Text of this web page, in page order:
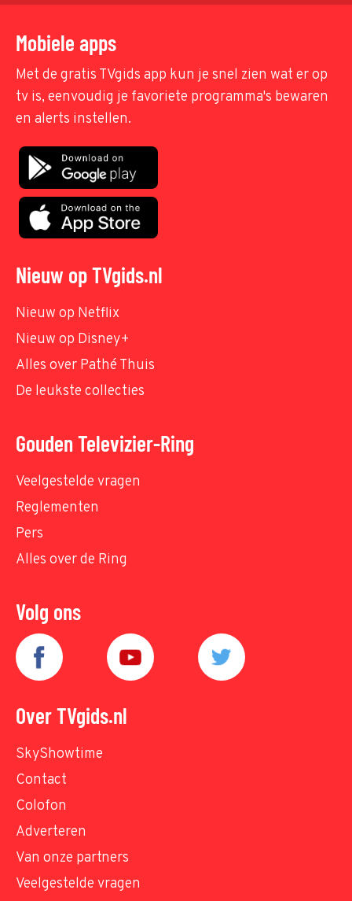
Mobiele apps
Met de gratis TVgids app kun je snel zien wat er op
tv is, eenvoudig je favoriete programma's bewaren
en alerts instellen.
Nieuw op TVgids.nl
Nieuw op Netflix
Nieuw op Disney+
Alles over Pathé Thuis
De leukste collecties
Gouden Televizier-Ring
Veelgestelde vragen
Reglementen
Pers
Alles over de Ring
Volg ons
Over TVgids.nl
SkyShowtime
Contact
Colofon
Adverteren
Van onze partners
Veelgestelde vragen